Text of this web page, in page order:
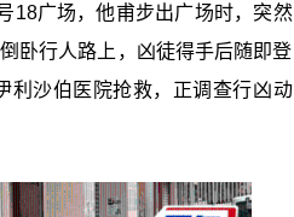
18广场，他甫步出广场时，突然
卧行人路上，凶徒得手后随即登
利沙伯医院抢救，正调查行凶动